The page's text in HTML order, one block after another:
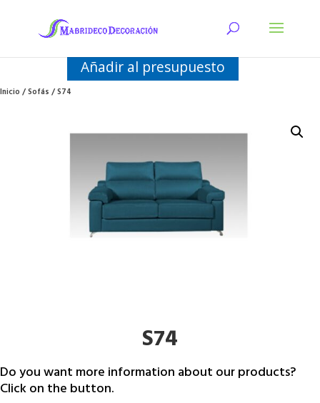
Añadir al presupuesto
Inicio/Sofás/ S74
S74
Do you want more information about our products?
Click on the button.